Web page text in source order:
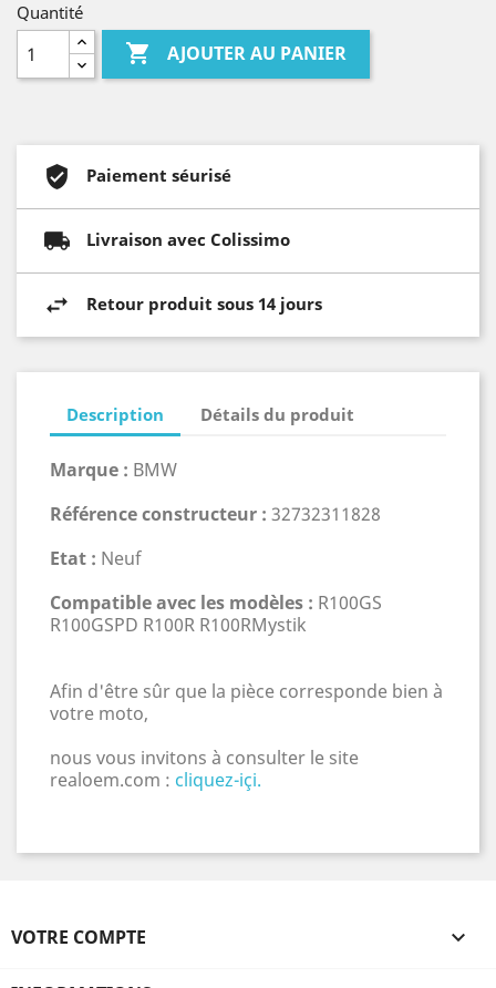
Quantité
 AJOUTER AU PANIER
Paiement séurisé
Livraison avec Colissimo
Retour produit sous 14 jours
Description Détails du produit
Marque : BMW
Référence constructeur : 32732311828
Etat : Neuf
Compatible avec les modèles : R100GS
R100GSPD R100R R100RMystik
Afin d'être sûr que la pièce corresponde bien à
votre moto,
nous vous invitons à consulter le site
realoem.com : cliquez-içi.
VOTRE COMPTE 